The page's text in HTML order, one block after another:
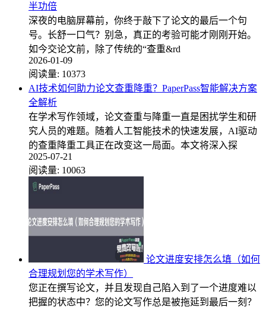
半功倍
深夜的电脑屏幕前，你终于敲下了论文的最后一个句
号。长舒一口气？别急，真正的考验可能才刚刚开始。
如今交论文前，除了传统的“查重&rd
2026-01-09
阅读量: 10373
AI技术如何助力论文查重降重？PaperPass智能解决方案
全解析
在学术写作领域，论文查重与降重一直是困扰学生和研
究人员的难题。随着人工智能技术的快速发展，AI驱动
的查重降重工具正在改变这一局面。本文将深入探
2025-07-21
阅读量: 10063
论文进度安排怎么填（如何
合理规划您的学术写作）
您正在撰写论文，并且发现自己陷入到了一个进度难以
把握的状态中？您的论文写作总是被拖延到最后一刻？